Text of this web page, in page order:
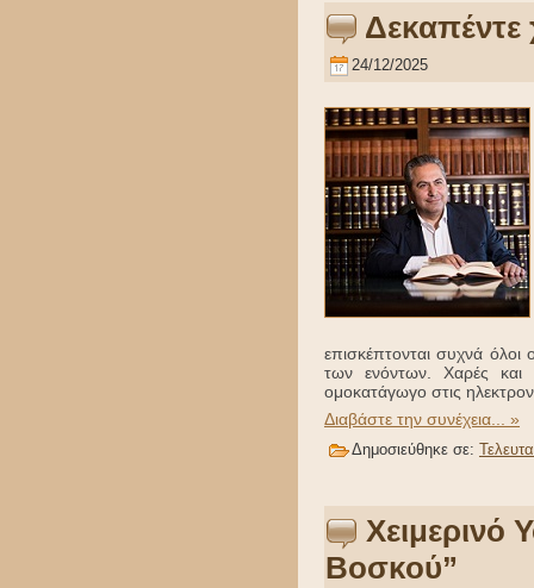
Δεκαπέντε
24/12/2025
επισκέπτονται συχνά όλοι
των ενόντων. Χαρές και
ομοκατάγωγο στις
Διαβάστε την συνέχεια... »
Δημοσιεύθηκε σε:
Χειμερινό
Βοσκού”